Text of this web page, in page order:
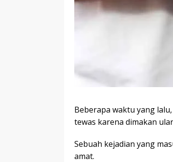
Beberapa waktu yang
tewas karena dimakan
Sebuah kejadian yang
amat.